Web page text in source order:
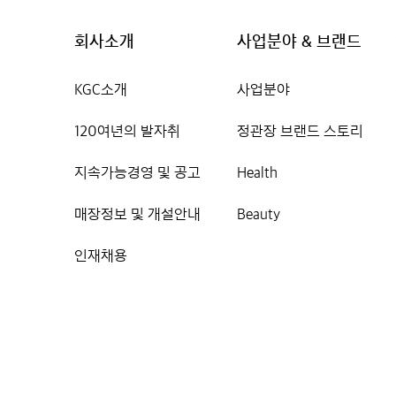
회사소개
KGC소개
120여년의 발자취
지속가능경영 및 공고
매장정보 및 개설안내
인재채용
사업분야 & 브랜드
사업분야
정관장 브랜드 스토리
Health
Beauty